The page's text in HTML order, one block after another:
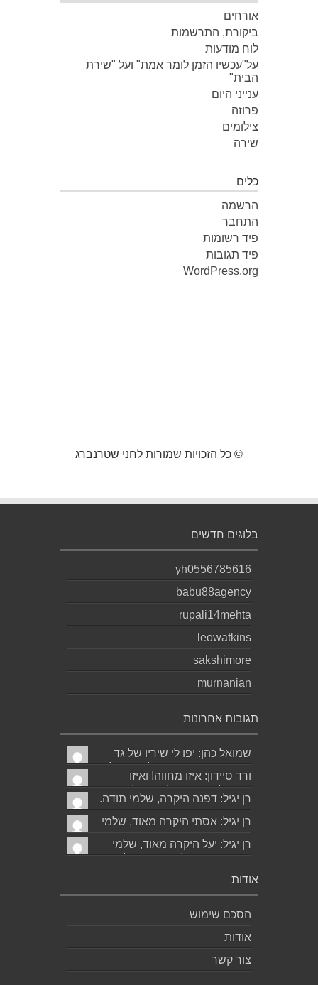
אורחים
ביקורת, התרשמות
לוח מודעות
על"עכשיו הזמן לומר אמת" ועל "שירת
הבית"
ענייני היום
פרוזה
צילומים
שירה
כלים
הרשמה
התחבר
פיד רשומות
פיד תגובות
WordPress.org
© כל הזכויות שמורות לחני שטרנברג
בלוגים חדשים
yh0556785616
babu88agency
rupali14mehta
leowatkins
sakshimore
murnanian
תגובות אחרונות
שמואל כהן: יפו לי שיריו של גד
קינר קיסינגר ואשמח לקחת חלק
בערב ההשקה של...
ורד סיידון: איזו מחווה! ואיזו
עברית! יישר כוח לכותב ולאהובתו
:) שבת שלום...
רן יגיל: דפנה היקרה, שלמי תודה.
גד הוא אכן משורר איכותי ביותר.
אמסור...
רן יגיל: אסתי היקרה מאוד, שלמי
תודה. ניכר כי השירים דיברו
לליבך. אמסו...
רן יגיל: יעל היקרה מאוד, שלמי
תודה. אמסור לגד. שבת שלום.
אודות
הסכם שימוש
אודות
צור קשר